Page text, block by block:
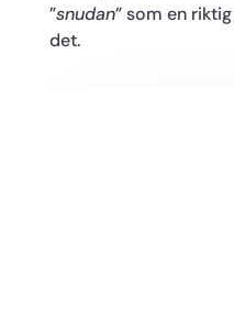
”snudan” som en
det.